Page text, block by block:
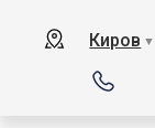
Киров ▼